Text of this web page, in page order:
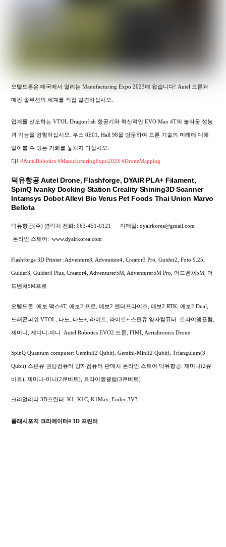
오텔드론은 태국에서 열리는 Manufacturing Expo 2023에 왔습니다! Autel 드론과
매핑 솔루션의 세계를 직접 발견하십시오.
업계를 선도하는 VTOL Dragonfish 항공기와 혁신적인 EVO Max 4T의 놀라운 성능
과 기능을 경험하십시오. 부스 8E01, Hall 98을 방문하여 드론 기술의 미래에 대해
알아볼 수 있는 기회를 놓치지 마십시오.
다!#AutelRobotics #ManufacturingExpo2023 #DroneMapping
덕유항공 Autel Drone, Flashforge, DYAIR PLA+ Filament,
SpinQ Ivanky Docking Station Creality Shining3D Scanner
Intamsys Dobot Allevi Bio Verus Pet Foods Thai Union Marvo
Bellota
덕유항공(주) 연락처 전화: 063-451-0121 이메일: dyairkorea@gmail.com
온라인 스토어: www.dyairkorea.com
Flashforge 3D Printer :Adventure3, Adventure4, Creator3 Pro, Guider2, Foto 9.25,
Guider3, Guider3 Plus, Creator4, Adventurer5M, Adventurer5M Pro, 어드벤쳐5M, 어
드벤쳐5M프로
오텔드론: 에보 맥스4T, 에보2 프로, 에보2 엔터프라이즈, 에보2 RTK, 에보2 Dual,
드래곤피쉬 VTOL, 나노, 나노+, 라이트, 라이트+ 스핀큐 양자컴퓨터: 트라이앵귤럼,
제미니, 제미니-미니 Autel Robotics EVO2 드론, FIMI, Aerialtronics Drone
SpinQ Quantum computer: Gemini(2 Qubit), Gemini-Mini(2 Qubit), Triangulum(3
Qubit) 스핀큐 퀀텀컴퓨터 양자컴퓨터 판매처 온라인 스토어 덕유항공: 제미니(2큐
비트), 제미니-미니(2큐비트), 트라이앵귤럼(3큐비트)
크리얼리티 3D프린터: K1, K1C, K1Max, Ender-3V3
플래시포지 크리에이터4 3D 프린터